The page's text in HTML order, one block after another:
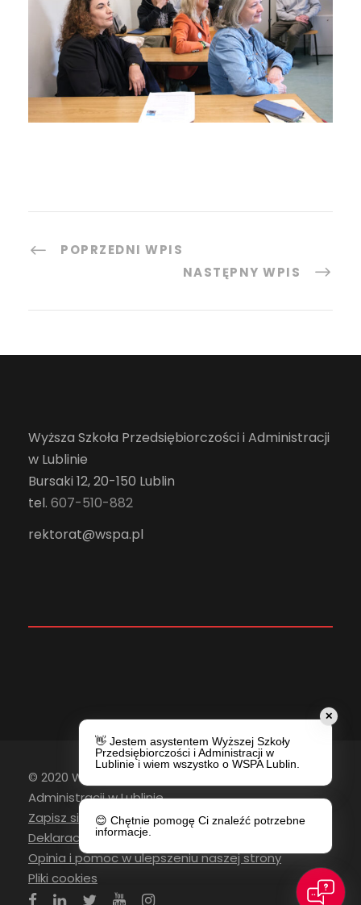
POPRZEDNI WPIS
NASTĘPNY WPIS
Wyższa Szkoła Przedsiębiorczości i Administracji
w Lublinie
Bursaki 12, 20-150 Lublin
tel. 607-510-882
rektorat@wspa.pl
© 2020 Wyższa Szkoła Przedsiębiorczości i
Administracji w Lublinie
Zapisz się do newslettera
Deklaracja Dostępności
Opinia i pomoc w ulepszeniu naszej strony
Pliki cookies
✕
👋 Jestem asystentem Wyższej Szkoły
Przedsiębiorczości i Administracji w
Lublinie i wiem wszystko o WSPA Lublin.
😊 Chętnie pomogę Ci znaleźć potrzebne
informacje.